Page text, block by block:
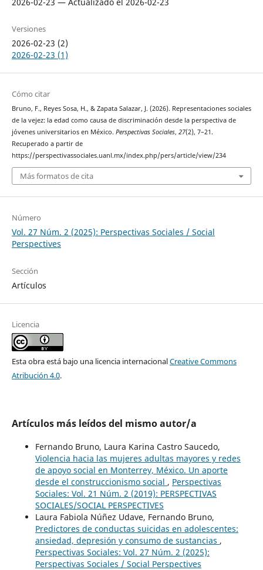
Versiones
2026-02-23 (2)
2026-02-23 (1)
Cómo citar
Bruno, F., Reyes Sosa, H., & Zapata Salazar, J. (2026). Representaciones sociales
de la vejez: la edad como causa de discriminación desde la perspectiva de
jóvenes universitarios en México. Perspectivas Sociales, 27(2), 7–21.
Recuperado a partir de
https://perspectivassociales.uanl.mx/index.php/pers/article/view/234
Más formatos de cita
Número
Vol. 27 Núm. 2 (2025): Perspectivas Sociales / Social
Perspectives
Sección
Artículos
Licencia
Esta obra está bajo una licencia internacionalCreative Commons
Atribución 4.0.
Artículos más leídos del mismo autor/a
Fernando Bruno, Laura Karina Castro Saucedo,
Violencia hacia las mujeres adultas mayores y redes
de apoyo social en Monterrey, México. Un aporte
desde el construccionismo social , Perspectivas
Sociales: Vol. 21 Núm. 2 (2019): PERSPECTIVAS
SOCIALES/SOCIAL PERSPECTIVES
Laura Fabiola Núñez Udave, Fernando Bruno,
Predictores de conductas suicidas en adolescentes:
ansiedad, depresión y consumo de sustancias ,
Perspectivas Sociales: Vol. 27 Núm. 2 (2025):
Perspectivas Sociales / Social Perspectives